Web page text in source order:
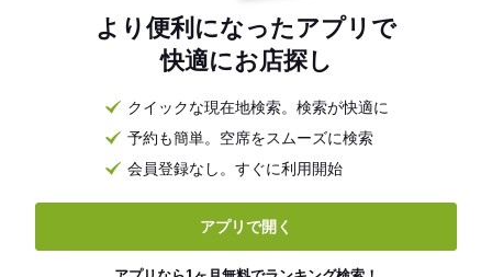
より便利になったアプリで
快適にお店探し
クイックな現在地検索。検索が快適に
予約も簡単。空席をスムーズに検索
会員登録なし。すぐに利用開始
アプリで開く